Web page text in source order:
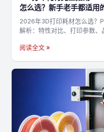
怎么选？新手老手都适用
2026年3D打印耗材怎么选？
解析：特性对比、打印参数、
阅读全文 »